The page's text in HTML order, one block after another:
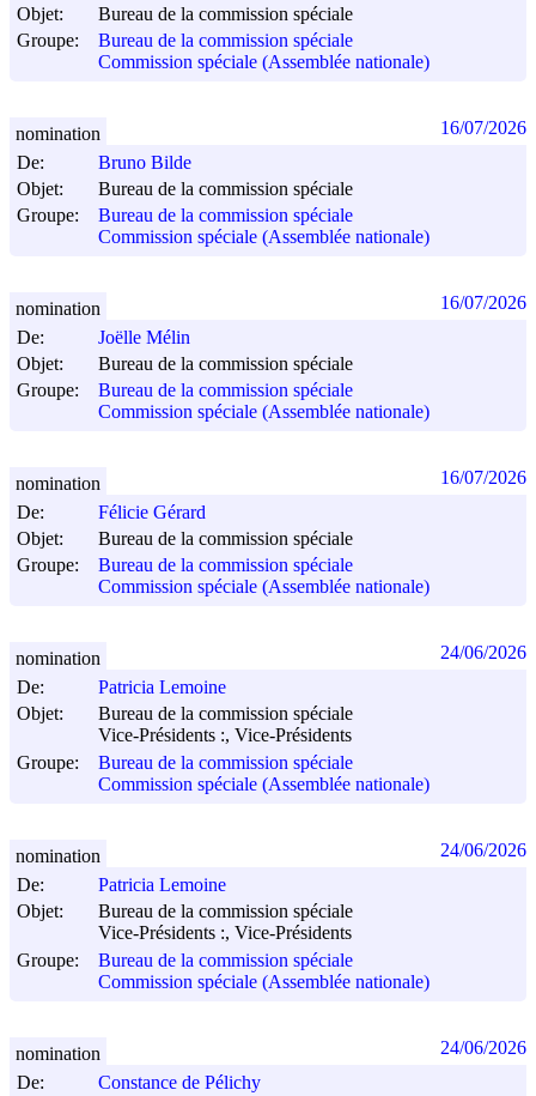
Objet:
Bureau de la commission spéciale
Groupe:
Bureau de la commission spéciale
Commission spéciale (Assemblée nationale)
De:
Bruno Bilde
Objet:
Bureau de la commission spéciale
Groupe:
Bureau de la commission spéciale
Commission spéciale (Assemblée nationale)
nomination 16/07/2026
De:
Joëlle Mélin
Objet:
Bureau de la commission spéciale
Groupe:
Bureau de la commission spéciale
Commission spéciale (Assemblée nationale)
nomination 16/07/2026
De:
Félicie Gérard
Objet:
Bureau de la commission spéciale
Groupe:
Bureau de la commission spéciale
Commission spéciale (Assemblée nationale)
nomination 16/07/2026
De:
Patricia Lemoine
Objet:
Bureau de la commission spéciale
Vice-Présidents :, Vice-Présidents
Groupe:
Bureau de la commission spéciale
Commission spéciale (Assemblée nationale)
nomination 24/06/2026
De:
Patricia Lemoine
Objet:
Bureau de la commission spéciale
Vice-Présidents :, Vice-Présidents
Groupe:
Bureau de la commission spéciale
Commission spéciale (Assemblée nationale)
nomination 24/06/2026
De:
Constance de Pélichy
nomination 24/06/2026